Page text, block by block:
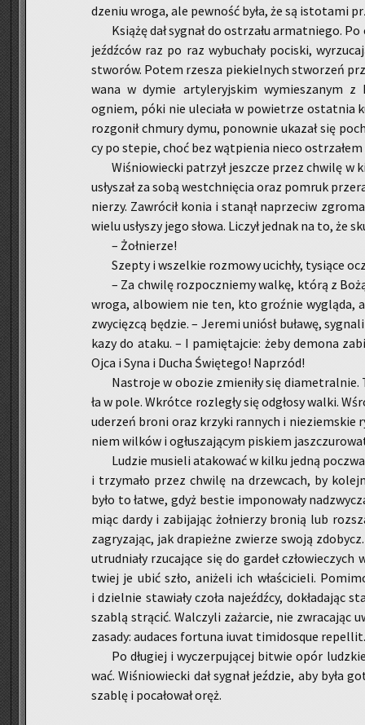
dze­niu wroga, ale pew­ność była, że są isto­ta­mi
Ksią­żę dał sy­gnał do ostrza­łu ar­mat­nie­go.
jeźdź­ców raz po raz wy­bu­cha­ły po­ci­ski,
stwo­rów. Potem rze­sza pie­kiel­nych stwo­rzeń
wa­na w dymie ar­ty­le­ryj­skim wy­mie­sza­nym z
ogniem, póki nie ule­cia­ła w po­wie­trze ostat­nia
roz­go­nił chmu­ry dymu, po­now­nie uka­zał się
cy po ste­pie, choć bez wąt­pie­nia nieco
Wi­śnio­wiec­ki pa­trzył jesz­cze przez chwi­lę w
usły­szał za sobą wes­tchnię­cia oraz po­mruk
nie­rzy. Za­wró­cił konia i sta­nął na­prze­ciw
wie­lu usły­szy jego słowa. Li­czył jed­nak na to, że
– Żoł­nie­rze!
Szep­ty i wszel­kie roz­mo­wy uci­chły, ty­sią­ce
– Za chwi­lę roz­pocz­nie­my walkę, którą z
wroga, al­bo­wiem nie ten, kto groź­nie wy­glą­da,
zwy­cięz­cą bę­dzie. – Je­re­mi uniósł bu­ła­wę,
ka­zy do ataku. – I pa­mię­taj­cie: żeby de­mo­na
Ojca i Syna i Ducha Świę­te­go! Na­przód!
Na­stro­je w obo­zie zmie­ni­ły się
ła w pole. Wkrót­ce roz­le­gły się od­gło­sy walki.
ude­rzeń broni oraz krzy­ki ran­nych i
niem wil­ków i ogłu­sza­ją­cym pi­skiem
Lu­dzie mu­sie­li ata­ko­wać w kilku jedną
i trzy­ma­ło przez chwi­lę na drzew­cach, by
było to łatwe, gdyż be­stie im­po­no­wa­ły
miąc dardy i za­bi­ja­jąc żoł­nie­rzy bro­nią lub
za­gry­za­jąc, jak dra­pież­ne zwie­rze swoją
utrud­nia­ły rzu­ca­ją­ce się do gar­deł
twiej je ubić szło, ani­że­li ich wła­ści­cie­li.
i dziel­nie sta­wia­ły czoła na­jeźdź­cy, do­kła­da­jąc
sza­blą strą­cić. Wal­czy­li za­żar­cie, nie zwra­ca­jąc
za­sa­dy: au­da­ces for­tu­na iuvat ti­mi­do­sque re­pel­lit.
Po dłu­giej i wy­czer­pu­ją­cej bi­twie opór
wać. Wi­śnio­wiec­ki dał sy­gnał jeź­dzie, aby była
sza­blę i po­ca­ło­wał oręż.